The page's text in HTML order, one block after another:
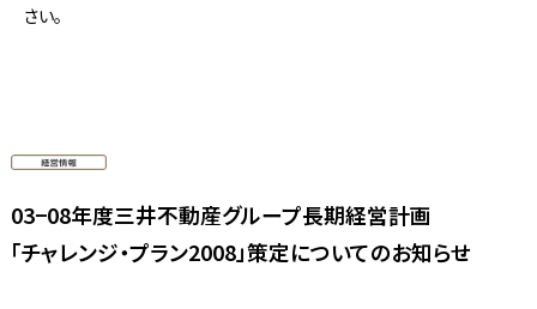
さい。
03−08年度三井不動産グループ長期経営計画
「チャレンジ・プラン2008」策定についてのお知らせ